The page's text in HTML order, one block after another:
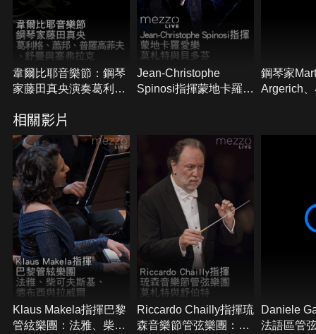
韋爾比耶音樂節：鋼琴
家藤田真央演奏葛利
夫、舒曼與塞弗拉克
Jean-Christophe
Spinosi指揮蒙地卡羅愛
鋼琴家
Argerich
Maisky：
相關影片
Klaus Makela指揮巴黎
管絃樂團：法雅、柴可
Riccardo Chailly指揮琉
森音樂節管弦樂團：莫
Daniele
法語區管